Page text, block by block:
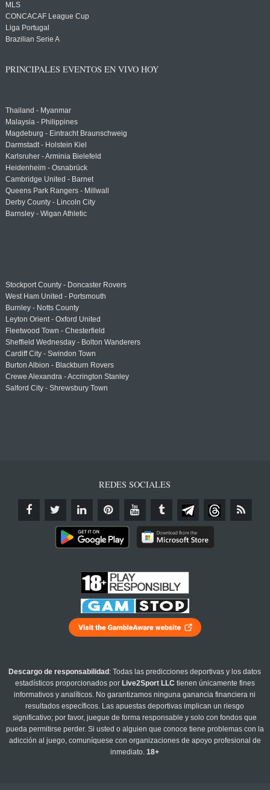
MLS
CONCACAF League Cup
Liga Portugal
Brazilian Serie A
PRINCIPALES EVENTOS EN VIVO HOY
Thailand - Myanmar
Malaysia - Philippines
Magdeburg - Eintracht Braunschweig
Darmstadt - Holstein Kiel
Karlsruher - Arminia Bielefeld
Heidenheim - Osnabrück
Cambridge United - Barnet
Queens Park Rangers - Millwall
Derby County - Lincoln City
Barnsley - Wigan Athletic
Stockport County - Doncaster Rovers
West Ham United - Portsmouth
Burnley - Notts County
Leyton Orient - Oxford United
Fleetwood Town - Chesterfield
Sheffield Wednesday - Bolton Wanderers
Cardiff City - Swindon Town
Burton Albion - Blackburn Rovers
Crewe Alexandra - Accrington Stanley
Salford City - Shrewsbury Town
REDES SOCIALES
Descargo de responsabilidad : Todas las predicciones deportivas y los datos
estadísticos proporcionados por Live2Sport LLC tienen únicamente fines
informativos y analíticos. No garantizamos ninguna ganancia financiera ni
resultados específicos. Las apuestas deportivas implican un riesgo
significativo; por favor, juegue de forma responsable y solo con fondos que
pueda permitirse perder. Si usted o alguien que conoce tiene problemas con la
adicción al juego, comuníquese con organizaciones de apoyo profesional de
inmediato.18+